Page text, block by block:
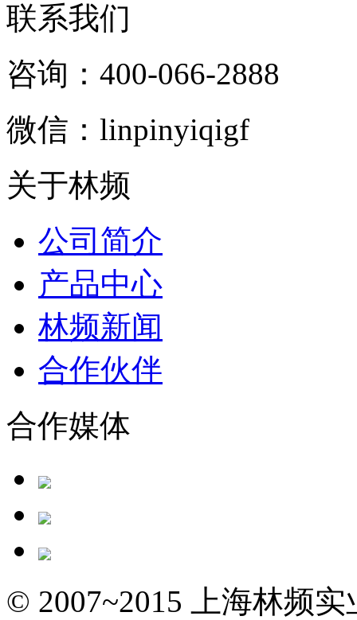
联系我们
咨询：400-066-2888
微信：linpinyiqigf
关于林频
公司简介
产品中心
林频新闻
合作伙伴
合作媒体
© 2007~2015 上海林频